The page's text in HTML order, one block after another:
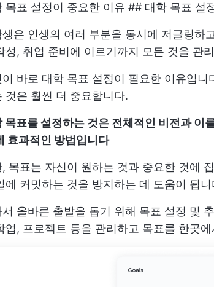
목표 설정이 중요한 이유 ## 대학 목표 설
생은 인생의 여러 부분을 동시에 저글링하
성, 취업 준비에 이르기까지 모든 것을 관
이 바로 대학 목표 설정이 필요한 이유입
것은 훨씬 더 중요합니다.
목표를 설정하는 것은 전체적인 비전과 이
효과적인 방법입니다
, 목표는 자신이 원하는 것과 중요한 것에
에 커밋하는 것을 방지하는 데 도움이 됩니
서 올바른 출발을 돕기 위해 목표 설정 및
업, 프로젝트 등을 관리하고 목표를 한곳